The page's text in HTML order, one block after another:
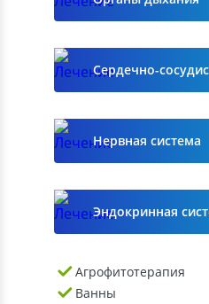
Сердечно-
Нервная система
Эндокринная
Агрофитотерапия
Ванны